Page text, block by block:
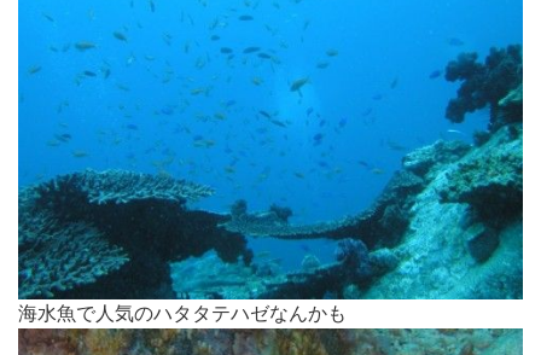
海水魚で人気のハタタテハゼなんかも